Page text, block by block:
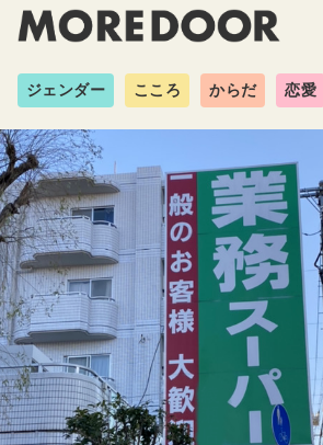
ジェンダー こころ からだ 恋愛